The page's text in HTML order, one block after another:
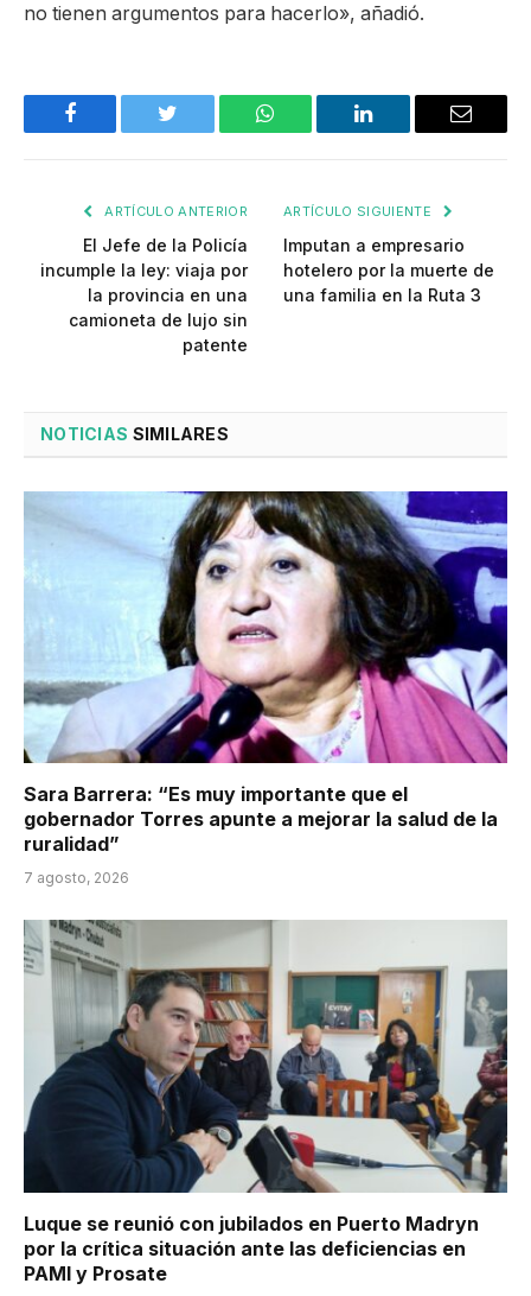
no tienen argumentos para hacerlo», añadió.
Facebook Twitter WhatsApp LinkedIn Email
ARTÍCULO ANTERIOR
El Jefe de la Policía
incumple la ley: viaja por
la provincia en una
camioneta de lujo sin
patente
ARTÍCULO SIGUIENTE
Imputan a empresario
hotelero por la muerte de
una familia en la Ruta 3
NOTICIAS SIMILARES
Sara Barrera: “Es muy importante que el
gobernador Torres apunte a mejorar la salud de la
ruralidad”
7 agosto, 2026
Luque se reunió con jubilados en Puerto Madryn
por la crítica situación ante las deficiencias en
PAMI y Prosate